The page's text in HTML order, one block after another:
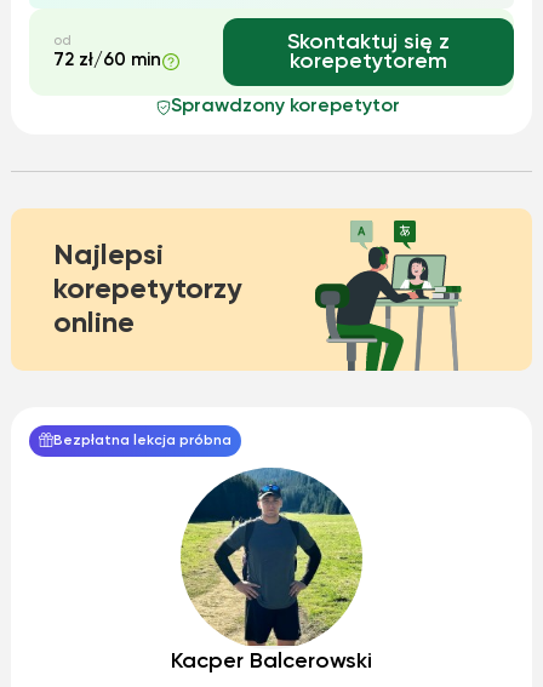
od
72 zł/60 min
Skontaktuj się z
korepetytorem
Sprawdzony korepetytor
Najlepsi
korepetytorzy
online
Bezpłatna lekcja próbna
Kacper Balcerowski